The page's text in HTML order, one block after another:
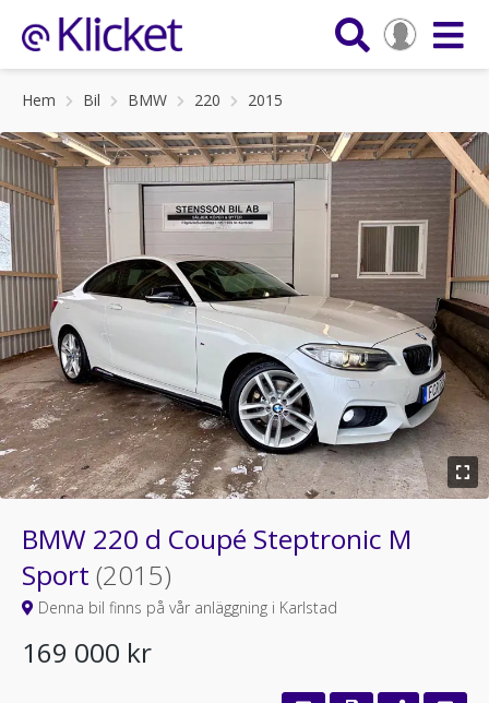
Hem Bil BMW 220 2015
BMW 220 d Coupé Steptronic M
Sport (2015)
Denna bil finns på vår anläggning i Karlstad
169 000 kr